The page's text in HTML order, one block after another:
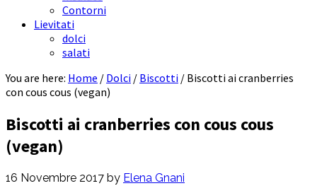
Contorni
Lievitati
dolci
salati
You are here: Home / Dolci / Biscotti / Biscotti ai cranberries
con cous cous (vegan)
Biscotti ai cranberries con cous cous
(vegan)
16 Novembre 2017 by Elena Gnani